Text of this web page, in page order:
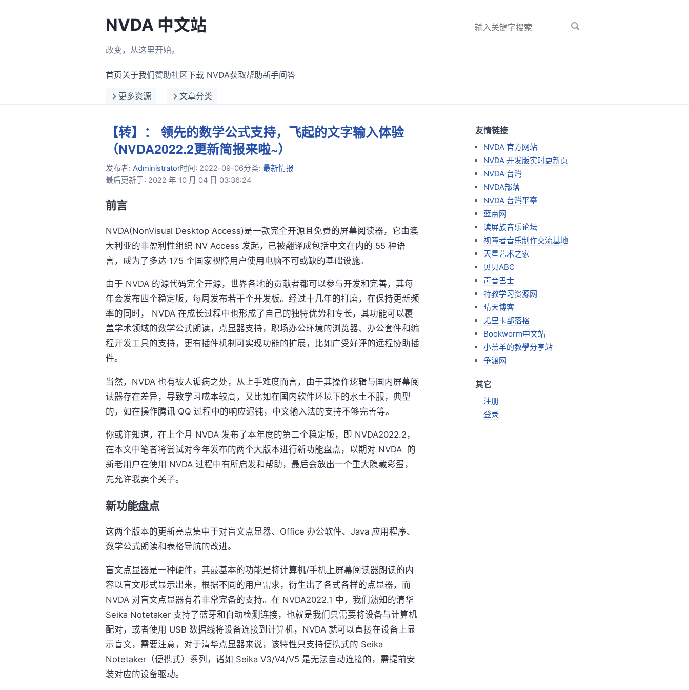
NVDA 中文站
改变，从这里开始。
搜
首页关于我们赞助社区下载 NVDA获取帮助新手问答
更多资源 文章分类
【转】： 领先的数学公式支持，飞起的文字输入体验
（NVDA2022.2更新简报来啦~）
发布者: Administrator时间: 2022-09-06分类: 最新情报
最后更新于: 2022 年 10 月 04 日 03:36:24
前言
NVDA(NonVisual Desktop Access)是一款完全开源且免费的屏幕阅读器，它由澳
大利亚的非盈利性组织 NV Access 发起，已被翻译成包括中文在内的 55 种语
言，成为了多达 175 个国家视障用户使用电脑不可或缺的基础设施。
由于 NVDA 的源代码完全开源，世界各地的贡献者都可以参与开发和完善，其每
年会发布四个稳定版，每周发布若干个开发板。经过十几年的打磨，在保持更新频
率的同时， NVDA 在成长过程中也形成了自己的独特优势和专长，其功能可以覆
盖学术领域的数学公式朗读，点显器支持，职场办公环境的浏览器、办公套件和编
程开发工具的支持，更有插件机制可实现功能的扩展，比如广受好评的远程协助插
件。
当然，NVDA 也有被人诟病之处，从上手难度而言，由于其操作逻辑与国内屏幕阅
读器存在差异，导致学习成本较高，又比如在国内软件环境下的水土不服，典型
的，如在操作腾讯 QQ 过程中的响应迟钝，中文输入法的支持不够完善等。
你或许知道，在上个月 NVDA 发布了本年度的第二个稳定版，即 NVDA2022.2，
在本文中笔者将尝试对今年发布的两个大版本进行新功能盘点，以期对 NVDA 的
新老用户在使用 NVDA 过程中有所启发和帮助，最后会放出一个重大隐藏彩蛋，
先允许我卖个关子。
新功能盘点
这两个版本的更新亮点集中于对盲文点显器、Office 办公软件、Java 应用程序、
数学公式朗读和表格导航的改进。
盲文点显器是一种硬件，其最基本的功能是将计算机/手机上屏幕阅读器朗读的内
容以盲文形式显示出来，根据不同的用户需求，衍生出了各式各样的点显器，而
NVDA 对盲文点显器有着非常完备的支持。在 NVDA2022.1 中，我们熟知的清华
Seika Notetaker 支持了蓝牙和自动检测连接，也就是我们只需要将设备与计算机
配对，或者使用 USB 数据线将设备连接到计算机，NVDA 就可以直接在设备上显
示盲文，需要注意，对于清华点显器来说，该特性只支持便携式的 Seika
Notetaker（便携式）系列，诸如 Seika V3/V4/V5 是无法自动连接的，需提前安
装对应的设备驱动。
友情链接
NVDA 官方网站
NVDA 开发版实时更新页
NVDA 台灣
NVDA部落
NVDA 台灣平臺
蓝点网
读屏族音乐论坛
视障者音乐制作交流基地
天星艺术之家
贝贝ABC
声音巴士
特教学习资源网
晴天博客
尤里卡部落格
Bookworm中文站
小羔羊的教學分享站
争渡网
其它
注册
登录